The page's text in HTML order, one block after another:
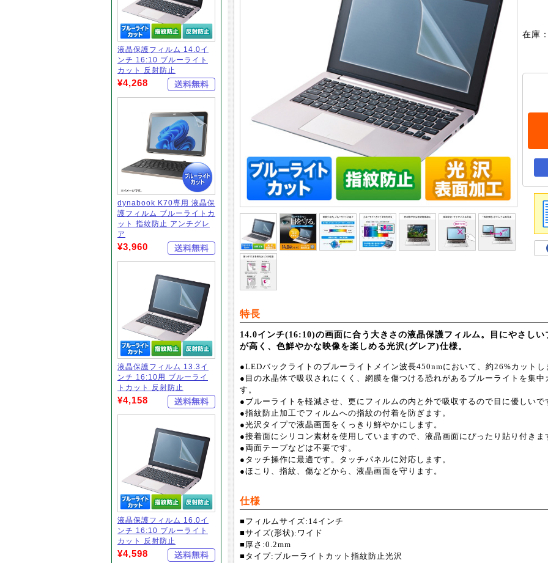
液晶保護フィルム 14.0イ
ンチ 16:10 ブルーライト
カット 反射防止
¥4,268
dynabook K70専用 液晶保
護フィルム ブルーライトカ
ット 指紋防止 アンチグレ
ア
¥3,960
液晶保護フィルム 13.3イ
ンチ 16:10用 ブルーライ
トカット 反射防止
¥4,158
液晶保護フィルム 16.0イ
ンチ 16:10 ブルーライト
カット 反射防止
¥4,598
在庫
特長
14.0インチ(16:10)の画面に合う大きさの液晶保護フィルム。目にやさし
が高く、色鮮やかな映像を楽しめる光沢(グレア)仕様。
●LEDバックライトのブルーライトメイン波長450nmにおいて、約26%カットし
●目の水晶体で吸収されにくく、網膜を傷つける恐れがあるブルーライトを集
す。
●ブルーライトを軽減させ、更にフィルムの内と外で吸収するので目に優しいで
●指紋防止加工でフィルムへの指紋の付着を防ぎます。
●光沢タイプで液晶画面をくっきり鮮やかにします。
●接着面にシリコン素材を使用していますので、液晶画面にぴったり貼り付きま
●両面テープなどは不要です。
●タッチ操作に最適です。タッチパネルに対応します。
●ほこり、指紋、傷などから、液晶画面を守ります。
仕様
■フィルムサイズ:14インチ
■サイズ(形状):ワイド
■厚さ:0.2mm
■タイプ:ブルーライトカット指紋防止光沢